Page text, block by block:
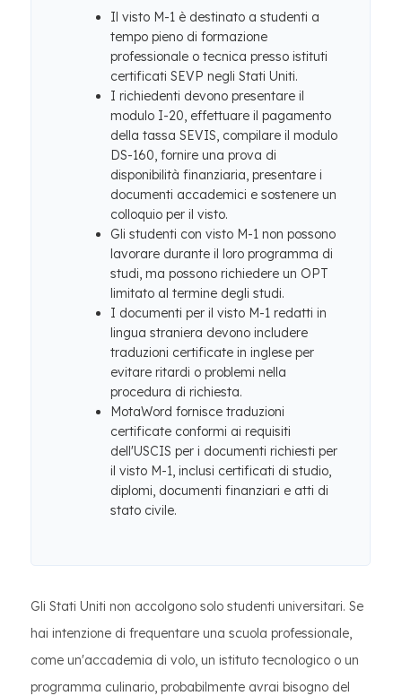
Il visto M-1 è destinato a studenti a
tempo pieno di formazione
professionale o tecnica presso istituti
certificati SEVP negli Stati Uniti.
I richiedenti devono presentare il
modulo I-20, effettuare il pagamento
della tassa SEVIS, compilare il modulo
DS-160, fornire una prova di
disponibilità finanziaria, presentare i
documenti accademici e sostenere un
colloquio per il visto.
Gli studenti con visto M-1 non possono
lavorare durante il loro programma di
studi, ma possono richiedere un OPT
limitato al termine degli studi.
I documenti per il visto M-1 redatti in
lingua straniera devono includere
traduzioni certificate in inglese per
evitare ritardi o problemi nella
procedura di richiesta.
MotaWord fornisce traduzioni
certificate conformi ai requisiti
dell'USCIS per i documenti richiesti per
il visto M-1, inclusi certificati di studio,
diplomi, documenti finanziari e atti di
stato civile.
Gli Stati Uniti non accolgono solo studenti universitari. Se
hai intenzione di frequentare una scuola professionale,
come un'accademia di volo, un istituto tecnologico o un
programma culinario, probabilmente avrai bisogno del